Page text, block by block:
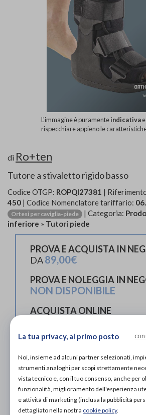
L'immagine è puramenteindicativa
rispecchiare appieno le
di Ro+ten
Tutore a stivaletto rigido basso
Codice OTGP: ROPQI27381 |
450 | Codice Nomenclatore tariffario:
Ortesi per caviglia-piede | Categoria:
inferiore » Tutori piede
PROVA E ACQUISTA IN
DA89,00€
PROVA E NOLEGGIA IN
NON DISPONIBILE
ACQUISTA ONLINE
Organizza prova in
La tua privacy, al primo posto
Noi, insieme ad alcuni partner selezionati,
strumenti analoghi per scopi strettamente
vista tecnico e, con il tuo consenso, anche per
funzionalità, miglioramento dell'esperienza
e attività di marketing (inclusa la pubblicità
dettagliato nella nostra cookie policy.